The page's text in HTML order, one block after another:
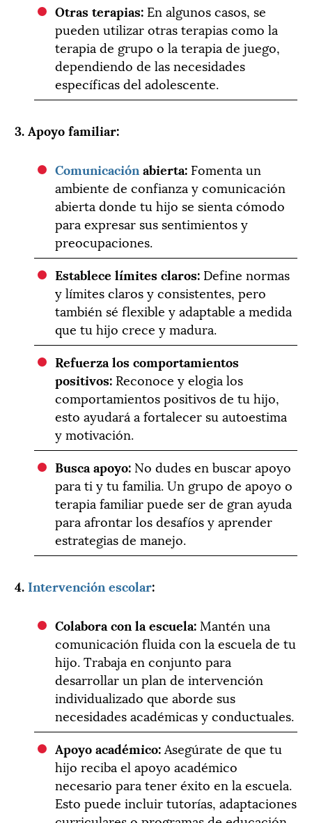
Otras terapias: En algunos casos, se
pueden utilizar otras terapias como la
terapia de grupo o la terapia de juego,
dependiendo de las necesidades
específicas del adolescente.
3. Apoyo familiar:
Comunicación abierta: Fomenta un
ambiente de confianza y comunicación
abierta donde tu hijo se sienta cómodo
para expresar sus sentimientos y
preocupaciones.
Establece límites claros: Define normas
y límites claros y consistentes, pero
también sé flexible y adaptable a medida
que tu hijo crece y madura.
Refuerza los comportamientos
positivos: Reconoce y elogia los
comportamientos positivos de tu hijo,
esto ayudará a fortalecer su autoestima
y motivación.
Busca apoyo: No dudes en buscar apoyo
para ti y tu familia. Un grupo de apoyo o
terapia familiar puede ser de gran ayuda
para afrontar los desafíos y aprender
estrategias de manejo.
4. Intervención escolar:
Colabora con la escuela: Mantén una
comunicación fluida con la escuela de tu
hijo. Trabaja en conjunto para
desarrollar un plan de intervención
individualizado que aborde sus
necesidades académicas y conductuales.
Apoyo académico:Asegúrate de que tu
hijo reciba el apoyo académico
necesario para tener éxito en la escuela.
Esto puede incluir tutorías, adaptaciones